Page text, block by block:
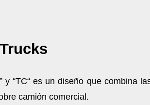
“TC“ es un diseño que combina
camión comercial.